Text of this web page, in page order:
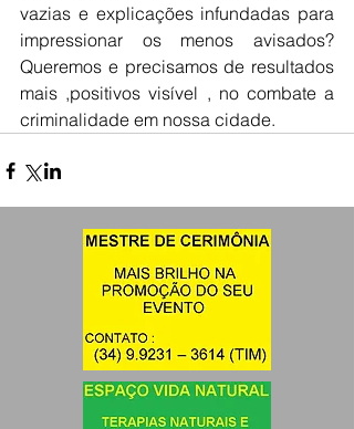
vazias e explicações infundadas para
impressionar os menos avisados?
Queremos e precisamos de resultados
mais ,positivos visível , no combate a
criminalidade em nossa cidade.